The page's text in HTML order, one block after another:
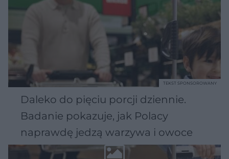
Daleko do pięciu porcji dziennie.
Badanie pokazuje, jak Polacy
naprawdę jedzą warzywa i owoce
TEKST SPONSOROWANY